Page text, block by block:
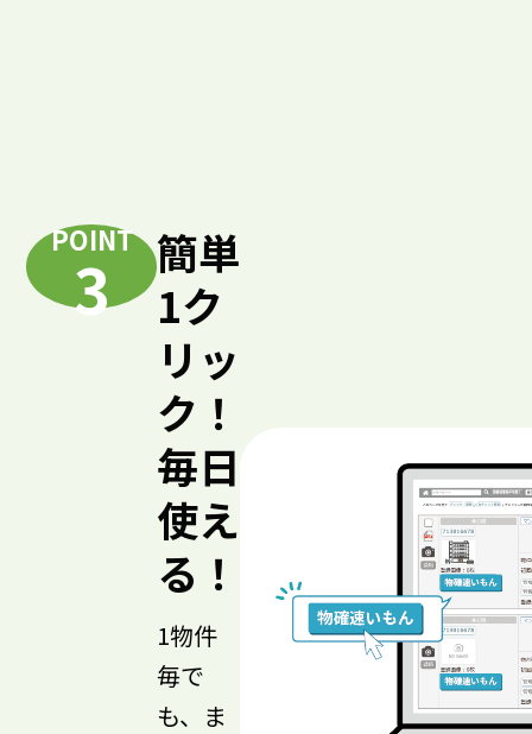
POINT
3
簡単
1ク
リッ
ク！
毎日
使え
る！
1物件
毎で
も、ま